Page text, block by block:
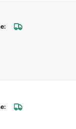
40x55mm